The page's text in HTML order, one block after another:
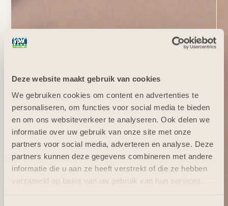
Deze website maakt gebruik van cookies
We gebruiken cookies om content en advertenties te
personaliseren, om functies voor social media te bieden
en om ons websiteverkeer te analyseren. Ook delen we
informatie over uw gebruik van onze site met onze
partners voor social media, adverteren en analyse. Deze
partners kunnen deze gegevens combineren met andere
informatie die u aan ze heeft verstrekt of die ze hebben
verzameld op basis van uw gebruik van hun services.